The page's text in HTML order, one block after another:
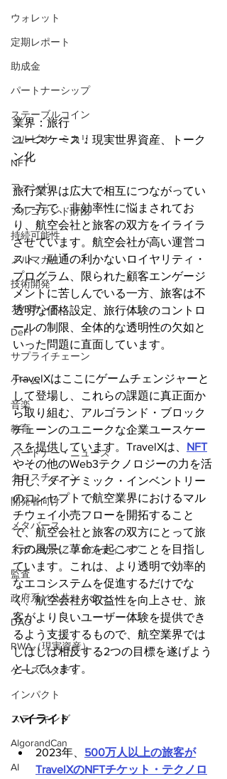
ウォレット
定期レポート
助成金
パートナーシップ
ステーブルコイン
シルビオ・ミカリ
NFT
ファンド
アルゴランド財団
持続可能性
メルマガ
技術開発
ガバナンス
DeFi
サプライチェーン
ゲーム
音楽
教育
パートナー・ニュース
クロスチェーン
開発者向け
メタバース
スポンサー／ファンディング
監査
政府系／公共セクター
DAO
RWA（現実資産）
ケーススタディ
インパクト
ステーキング
AlgorandCan
AI
業界：旅行
ユースケース：現実世界資産、トーク
ン化
旅行業界は広大で相互につながってい
る一方で、非効率性に悩まされてお
り、航空会社と旅客の双方をイライラ
させています。航空会社が高い運営コ
スト、融通の利かないロイヤリティ・
プログラム、限られた顧客エンゲージ
メントに苦しんでいる一方、旅客は不
透明な価格設定、旅行体験のコントロ
ールの制限、全体的な透明性の欠如と
いった問題に直面しています。
TravelXはここにゲームチェンジャーと
して登場し、これらの課題に真正面か
ら取り組む、アルゴランド・ブロック
チェーンのユニークな企業ユースケー
スを提供しています。TravelXは、 NFT
やその他のWeb3テクノロジーの力を活
用し、ダイナミック・インベントリー
のコンセプトで航空業界におけるマル
チウェイ小売フローを開拓すること
で、航空会社と旅客の双方にとって旅
行の風景に革命を起こすことを目指し
ています。これは、より透明で効率的
なエコシステムを促進するだけでな
く、航空会社が収益性を向上させ、旅
客がより良いユーザー体験を提供でき
るよう支援するもので、航空業界では
しばしば相反する2つの目標を遂げよう
としています。
ハイライト
2023年、 500万人以上の旅客が
TravelXのNFTチケット・テクノロ